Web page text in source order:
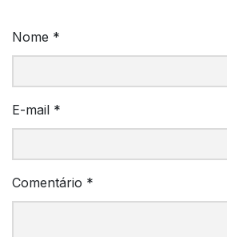
Comentário *
Nome *
E-mail *